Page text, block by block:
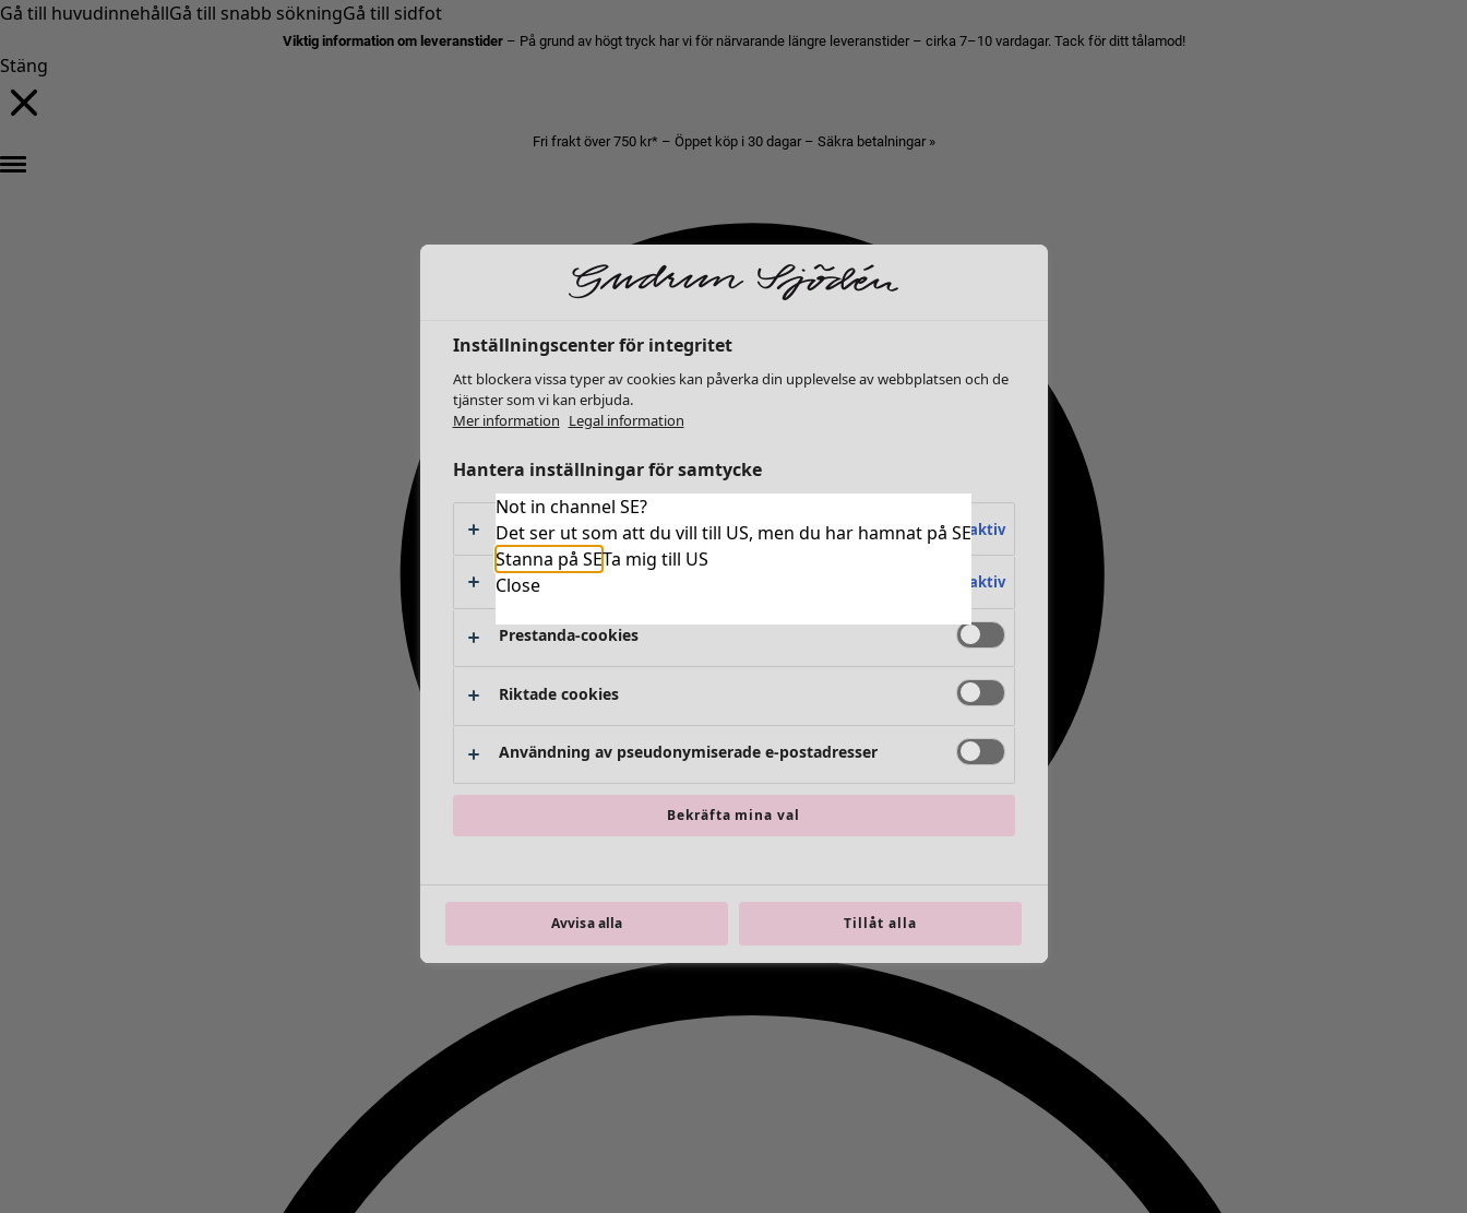
Gå till huvudinnehållGå till snabb sökningGå till sidfot
Viktig information om leveranstider – På grund av högt tryck har vi för närvarande längre leveranstider – cirka 7–10 vardagar. Tack för ditt tålamod!
Stäng
Fri frakt över 750 kr* – Öppet köp i 30 dagar – Säkra betalningar »
Not in channel SE?
Det ser ut som att du vill till US, men du har hamnat på SE
Stanna på SETa mig till US
Close
Inställningscenter för integritet
Att blockera vissa typer av cookies kan påverka din upplevelse av webbplatsen och de
tjänster som vi kan erbjuda.
Mer information Legal information
Hantera inställningar för samtycke
Absolut nödvändiga cookies Alltid aktiv
Funktionella cookies Alltid aktiv
Prestanda-cookies
Riktade cookies
Användning av pseudonymiserade e-postadresser
Bekräfta mina val
Avvisa alla Tillåt alla